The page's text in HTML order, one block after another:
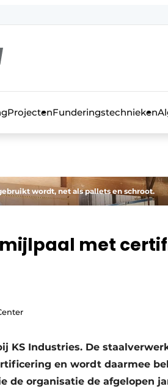
voor de beton- en
ProjectenFunderingstechnieken
wordt, net als pallets en schroot.
met
KS Industries. De
en wordt daarmee
de organisatie de afgelopen